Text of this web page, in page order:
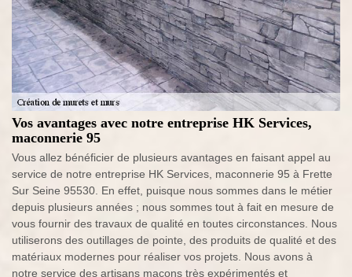
Vos avantages avec notre entreprise HK Services,
maconnerie 95
Vous allez bénéficier de plusieurs avantages en faisant appel au
service de notre entreprise HK Services, maconnerie 95 à Frette
Sur Seine 95530. En effet, puisque nous sommes dans le métier
depuis plusieurs années ; nous sommes tout à fait en mesure de
vous fournir des travaux de qualité en toutes circonstances. Nous
utiliserons des outillages de pointe, des produits de qualité et des
matériaux modernes pour réaliser vos projets. Nous avons à
notre service des artisans maçons très expérimentés et